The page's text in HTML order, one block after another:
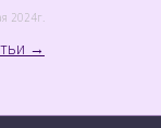
2024г.